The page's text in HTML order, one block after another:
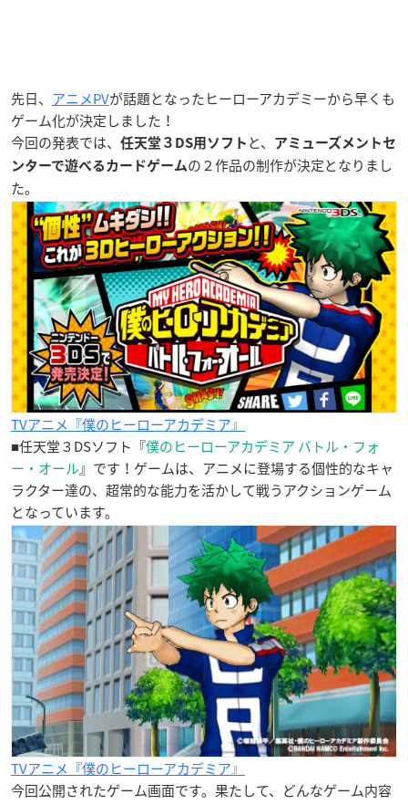
先日、 アニメPVが話題となったヒーローアカデミーから早くも
ゲーム化が決定しました！
今回の発表では、
任天堂３DS用ソフト と、
アミューズメントセ
ンターで遊べるカードゲームの２作品の制作が決定となりまし
た。
TVアニメ『僕のヒーローアカデミア』
■任天堂３DSソフト『僕のヒーローアカデミア バトル・フォ
ー・オール』です！ゲームは、アニメに登場する個性的なキャ
ラクター達の、超常的な能力を活かして戦うアクションゲーム
となっています。
TVアニメ『僕のヒーローアカデミア』
今回公開されたゲーム画面です。果たして、どんなゲーム内容